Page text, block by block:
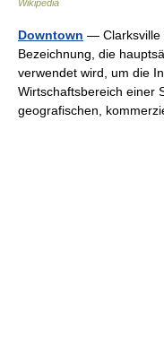
Wikipedia
Downtown — Clarksville
Bezeichnung, die
verwendet wird, um die
Wirtschaftsbereich einer
geografischen,